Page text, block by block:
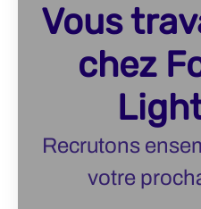
Vous
chez
Recrutons
votre